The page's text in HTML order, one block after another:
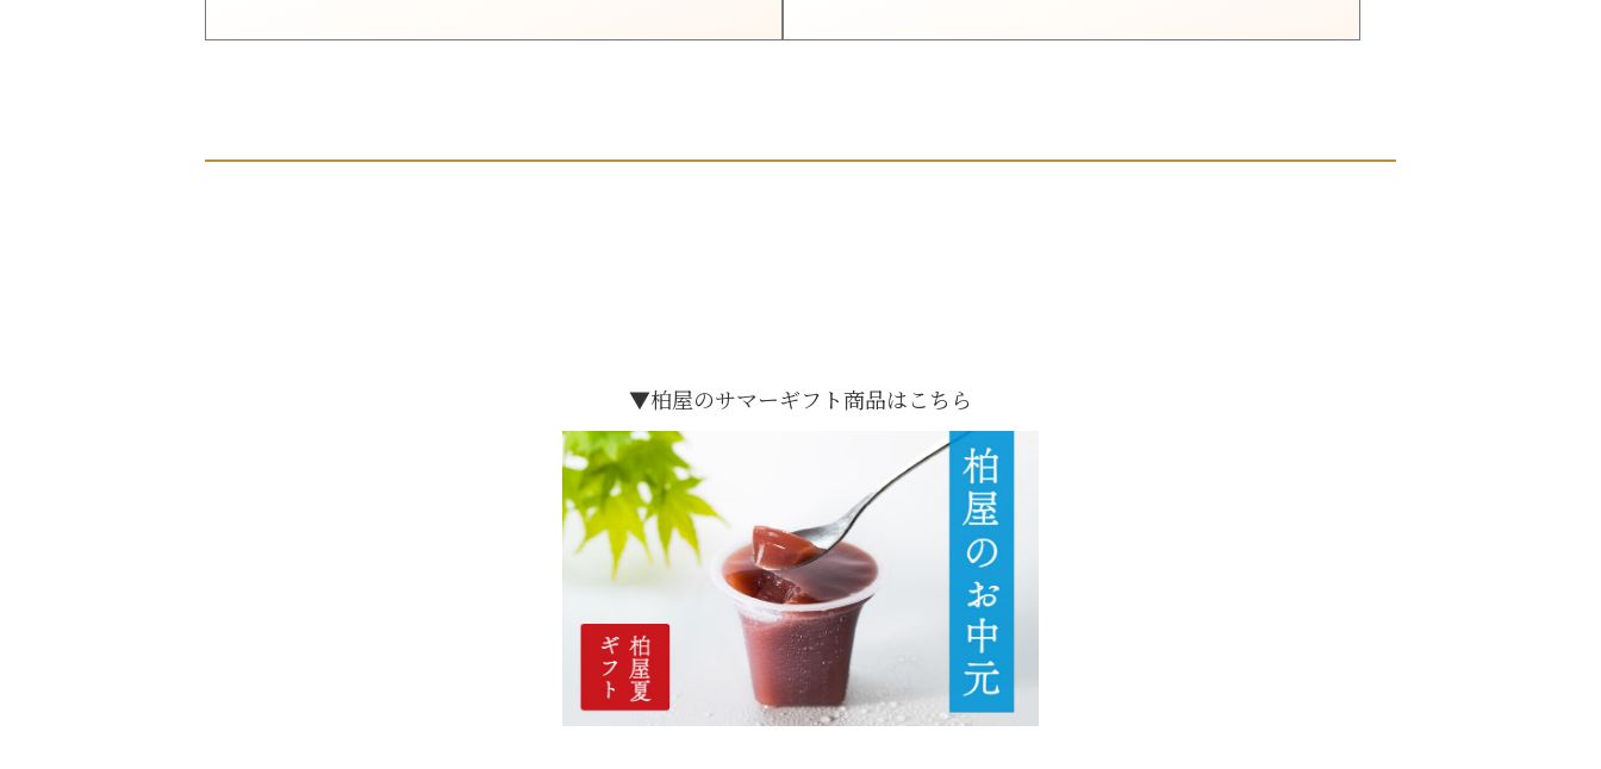
スタッフM
凍らせてシャーベットにアレンジしたり、炭酸水と合わせ
です。太めのストローでゼ
リーを崩しながら飲むと味の変化もあって楽しいです。
〈葡萄〉大粒の葡萄がみずみずしく、香り豊か。
〈甘夏〉酸味や苦みも少なく、お子様にも食べやすい味。
ら…
〈白桃〉桃の果肉が良い食感で、噛むと桃の香りがじゅわ
っと広がる感じ。アイスティーと合わせてアフタヌーンテ
ィーを楽しみたい。
〈葡萄〉甘いだけでなく、ほんのり感じる皮の渋みが芳醇
な印象で大人が喜ぶ味覚かと思う。 軽めの赤と合わせ、葡
萄尽くしで楽しみたい。
〈甘夏〉わずかに感じる甘夏のさわやかな苦みが清涼感を
▼柏屋のサマーギフト商品はこちら